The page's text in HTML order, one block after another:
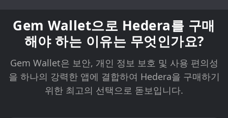
Gem Wallet으로 Hedera를 구매
해야 하는 이유는 무엇인가요?
Gem Wallet은 보안, 개인 정보 보호 및 사용 편의성
을 하나의 강력한 앱에 결합하여 Hedera을 구매하기
위한 최고의 선택으로 돋보입니다.